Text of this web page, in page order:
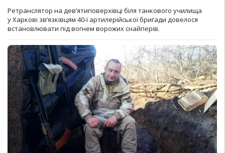
Ретранслятор на дев’ятиповерхівці біля танкового училища
у Харкові зв’язківцям 40-ї артилерійської бригади довелося
встановлювати під вогнем ворожих снайперів.